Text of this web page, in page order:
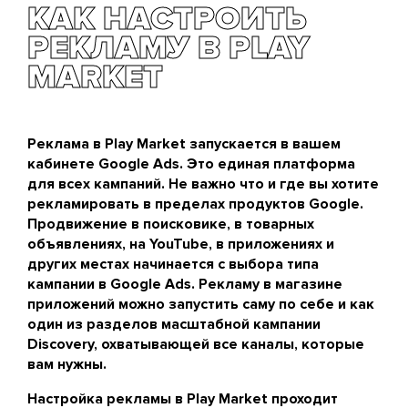
продвижения.
скачивание, даже нецелевое, все равно большой
плюс для нового проекта. Даже если тем, кто
скачает приложение, оно не понравится или не
пригодиться — вы все равно получите хорошую
статистику и соберете обратную связь. Новым
развитии. Хороший способ простимулировать
отзывы и оценки — бонусы для пользователей.
КАК НАСТРОИТЬ
РЕКЛАМУ В PLAY
MARKET
Реклама в Play Market запускается в вашем
кабинете Google Ads. Это единая платформа
для всех кампаний. Не важно что и где вы хотите
рекламировать в пределах продуктов Google.
Продвижение в поисковике, в товарных
объявлениях, на YouTube, в приложениях и
других местах начинается с выбора типа
кампании в Google Ads. Рекламу в магазине
приложений можно запустить саму по себе и как
один из разделов масштабной кампании
Discovery, охватывающей все каналы, которые
вам нужны.
Настройка рекламы в Play Market проходит